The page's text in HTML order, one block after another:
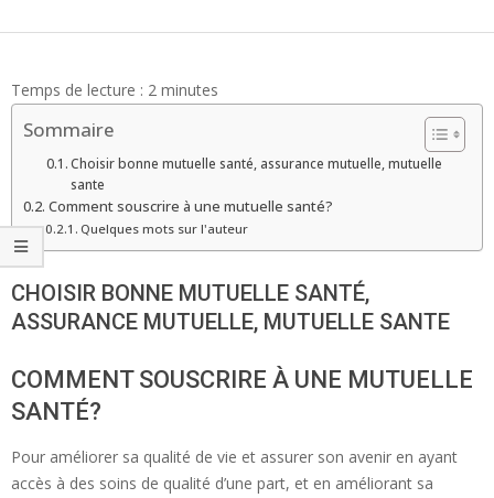
Temps de lecture : 2 minutes
Sommaire
Choisir bonne mutuelle santé, assurance mutuelle, mutuelle
sante
Comment souscrire à une mutuelle santé?
Quelques mots sur l'auteur
CHOISIR BONNE MUTUELLE SANTÉ,
ASSURANCE MUTUELLE, MUTUELLE SANTE
COMMENT SOUSCRIRE À UNE MUTUELLE
SANTÉ?
Pour améliorer sa qualité de vie et assurer son avenir en ayant
accès à des soins de qualité d’une part, et en améliorant sa